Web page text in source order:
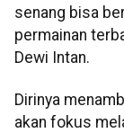
senang bisa
permainan
Dewi Intan.
Dirinya
akan fokus